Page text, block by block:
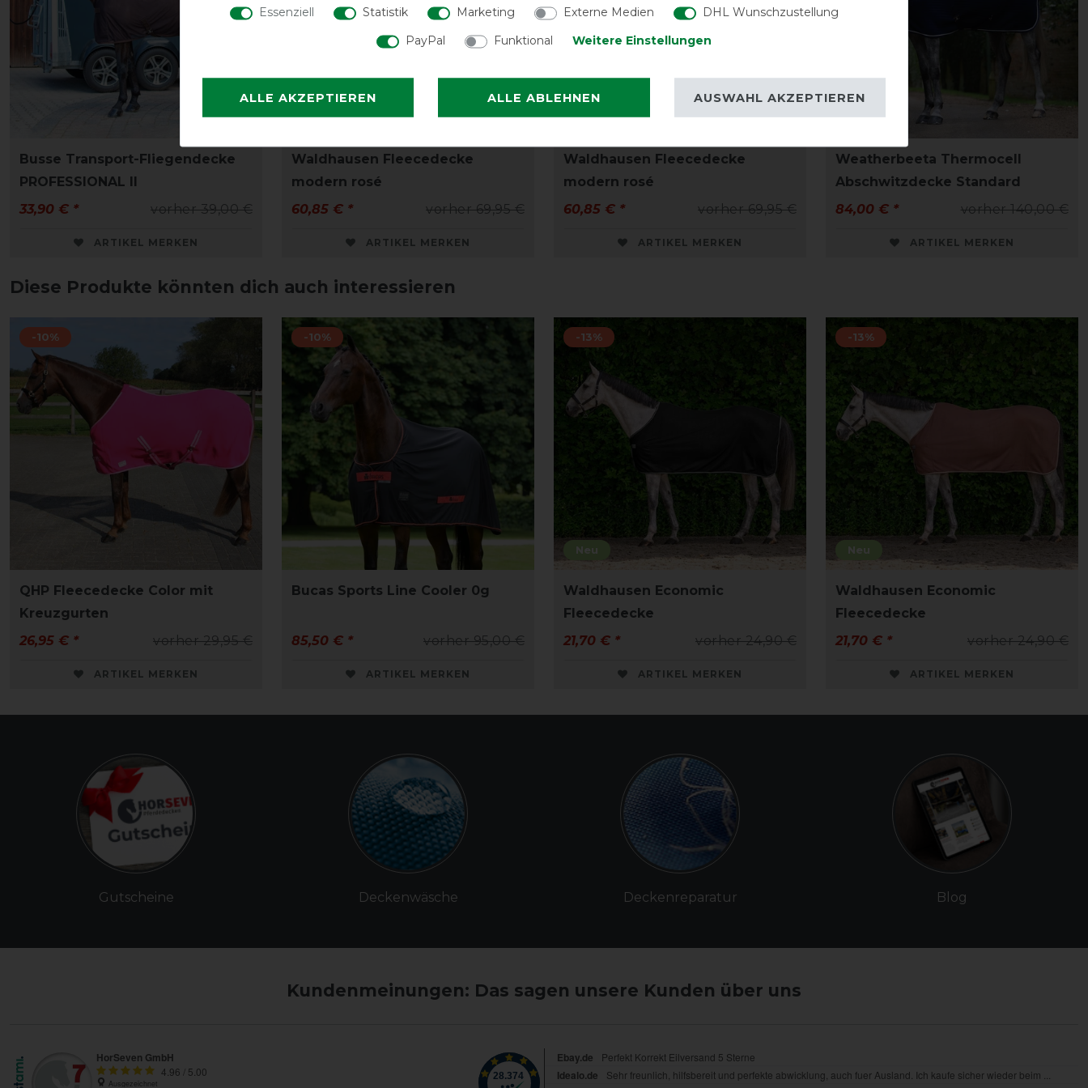
Busse Transport-Fliegendecke
PROFESSIONAL II
vorher 39,00 €
33,90 € *
ARTIKEL MERKEN
Waldhausen Fleecedecke
modern rosé
vorher 69,95 €
60,85 € *
ARTIKEL MERKEN
Waldhausen Fleecedecke
modern rosé
vorher 69,95 €
60,85 € *
ARTIKEL MERKEN
Weatherbeeta Thermocell
Abschwitzdecke Standard
vorher 140,00 €
84,00 € *
ARTIKEL MERKEN
Diese Produkte könnten dich auch interessieren
-10%
QHP Fleecedecke Color mit
Kreuzgurten
vorher 29,95 €
26,95 € *
ARTIKEL MERKEN
-10%
Bucas Sports Line Cooler 0g
vorher 95,00 €
85,50 € *
ARTIKEL MERKEN
Neu
-13%
Waldhausen Economic
Fleecedecke
vorher 24,90 €
21,70 € *
ARTIKEL MERKEN
Neu
-13%
Waldhausen Economic
Fleecedecke
vorher 24,90 €
21,70 € *
ARTIKEL MERKEN
Gutscheine Deckenwäsche Deckenreparatur Blog
Kundenmeinungen: Das sagen unsere Kunden über uns
Essenziell Statistik Marketing Externe Medien
DHL Wunschzustellung
PayPal
Funktional Weitere Einstellungen
ALLE AKZEPTIEREN ALLE ABLEHNEN AUSWAHL AKZEPTIEREN